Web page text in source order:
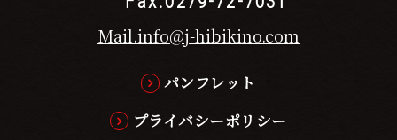
Mail.info@j-hibikino.com
パンフレット
プライバシーポリシー